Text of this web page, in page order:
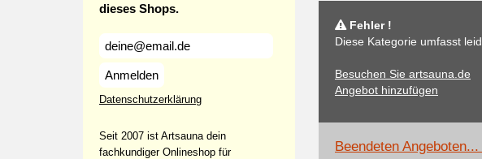
dieses Shops.
Anmelden
Datenschutzerklärung
Seit 2007 ist Artsauna dein
fachkundiger Onlineshop für
Fehler !
Diese Kategorie umfasst
Besuchen Sie artsauna.de
Angebot hinzufügen
Beendeten